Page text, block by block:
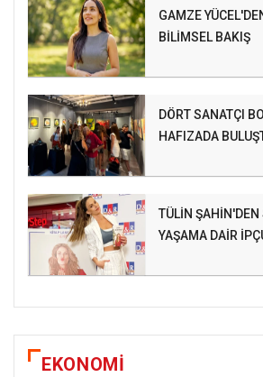
GAMZE
BİLİMSEL BAKIŞ
DÖRT SANATÇI
HAFIZADA
TÜLİN ŞAHİN'DEN
YAŞAMA DAİR
EKONOMİ